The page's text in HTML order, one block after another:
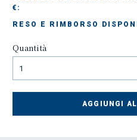
€:
RESO E RIMBORSO
Quantità
AGGIUNGI